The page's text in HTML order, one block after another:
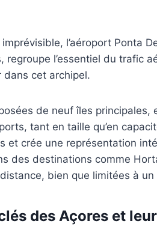
l’aéroport Ponta
l’essentiel du trafic
dans cet archipel.
de neuf îles
tant en taille qu’en
et crée une représentation
des destinations comme
bien que limitées à
des Açores et